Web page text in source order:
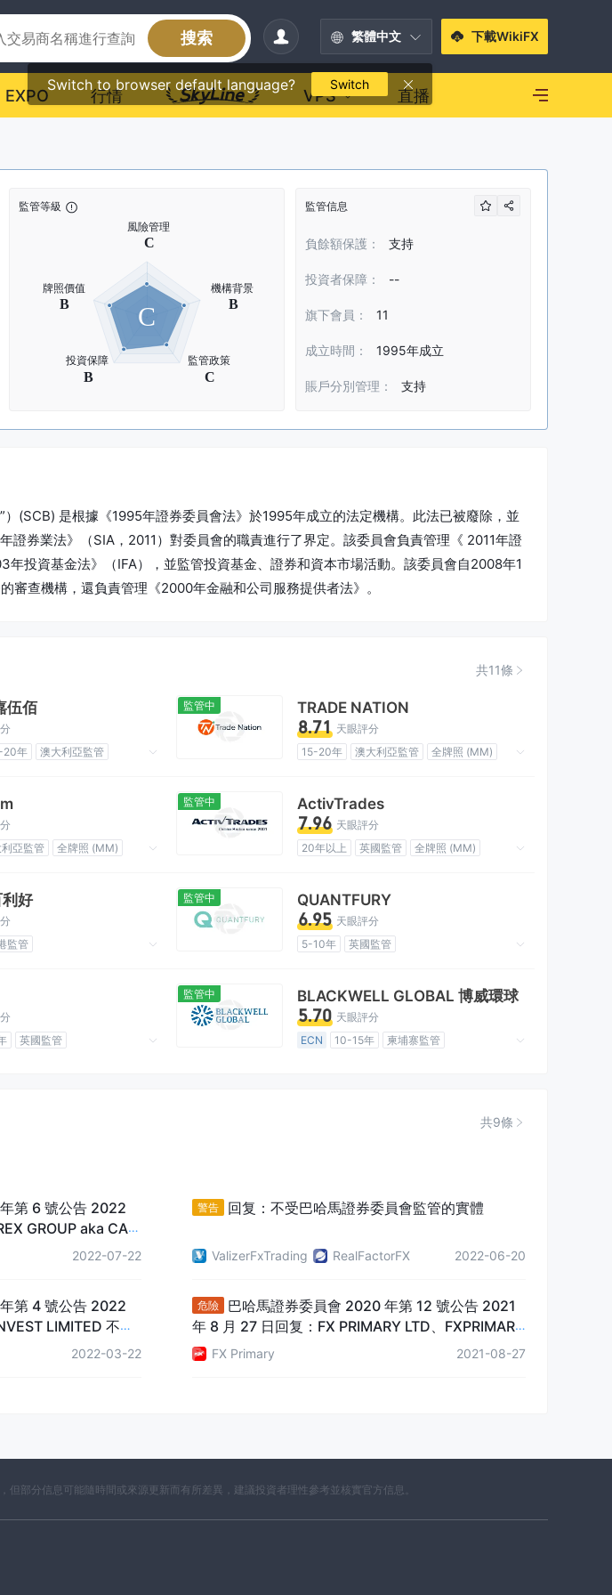
搜索 繁體中文
Switch to browser default language? Switch
下載WikiFX
EXPO 行情 VPS 直播
監管等級
C
監管信息
負餘額保護： 支持
投資者保障： --
旗下會員： 11
成立時間： 1995年成立
賬戶分別管理： 支持
）(SCB) 是根據《1995年證券委員會法》於1995年成立的法定機構。此法已被廢除，並
證券業法》（SIA，2011）對委員會的職責進行了界定。該委員會負責管理《 2011年證
年投資基金法》（IFA），並監管投資基金、證券和資本市場活動。該委員會自2008年1
審查機構，還負責管理《2000年金融和公司服務提供者法》。
共11條
伍佰
20年
澳大利亞監管
監管中 TRADE NATION
8.71 天眼評分
15-20年
澳大利亞監管
全牌照 (MM)
亞監管
全牌照 (MM)
監管中 ActivTrades
7.96 天眼評分
20年以上
英國監管
全牌照 (MM)
好
監管
監管中 QUANTFURY
6.95 天眼評分
5-10年
英國監管
英國監管
監管中 BLACKWELL GLOBAL 博威環球
5.70 天眼評分
ECN
10-15年
柬埔寨監管
共9條
第 6 號公告 2022
GROUP aka CAS
SA aka CFX 或
2022-07-22
警告 回复：不受巴哈馬證券委員會監管的實體
ValizerFxTrading RealFactorFX 2022-06-20
第 4 號公告 2022
LIMITED 不受
2022-03-22
危險
巴哈馬證券委員會 2020 年第 12 號公告 2021
年 8 月 27 日回复：FX PRIMARY LTD、FXPRIMARY
LLCFX Primary 2021-08-27
部分信息可能隨時間或來源更新而有所差異，建議投資者理性參考並核實官方信息。